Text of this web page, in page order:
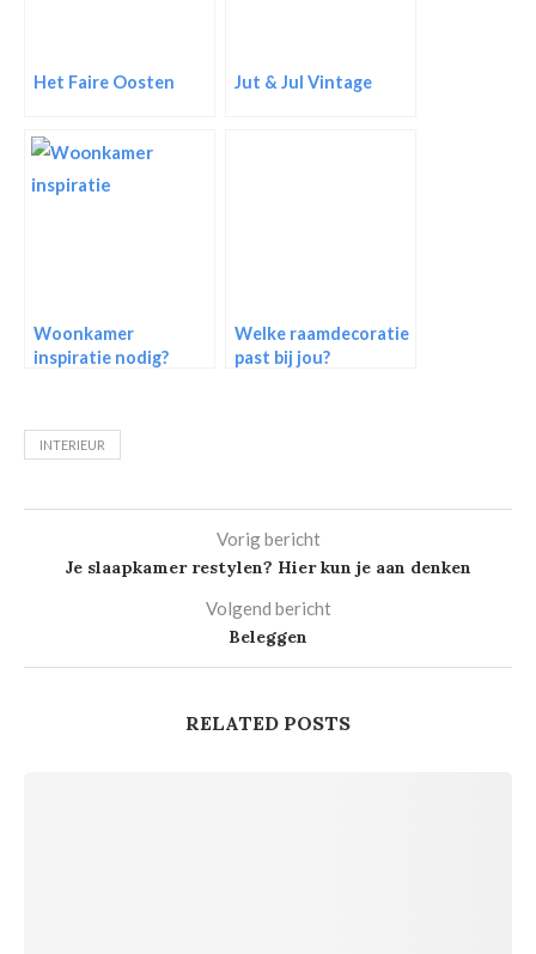
Het Faire Oosten Jut & Jul Vintage
Woonkamer
inspiratie nodig?
Welke raamdecoratie
past bij jou?
INTERIEUR
Vorig bericht
Je slaapkamer restylen? Hier kun je aan denken
Volgend bericht
Beleggen
RELATED POSTS